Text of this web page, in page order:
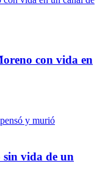
con vida en
vida de un